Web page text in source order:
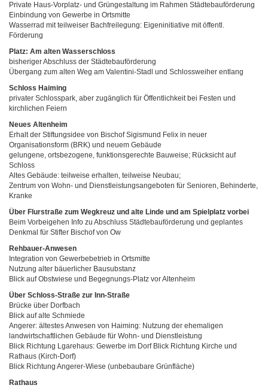
Private Haus-Vorplatz- und Grüngestaltung im Rahmen Städtebauförderung
Einbindung von Gewerbe in Ortsmitte
Wasserrad mit teilweiser Bachfreilegung: Eigeninitiative mit öffentl.
Förderung
Platz: Am alten Wasserschloss
bisheriger Abschluss der Städtebauförderung
Übergang zum alten Weg am Valentini-Stadl und Schlossweiher entlang
Schloss Haiming
privater Schlosspark, aber zugänglich für Öffentlichkeit bei Festen und
kirchlichen Feiern
Neues Altenheim
Erhalt der Stiftungsidee von Bischof Sigismund Felix in neuer
Organisationsform (BRK) und neuem Gebäude
gelungene, ortsbezogene, funktionsgerechte Bauweise; Rücksicht auf
Schloss
Altes Gebäude: teilweise erhalten, teilweise Neubau;
Zentrum von Wohn- und Dienstleistungsangeboten für Senioren, Behinderte,
Kranke
Über Flurstraße zum Wegkreuz und alte Linde und am Spielplatz vorbei
Beim Vorbeigehen Info zu Abschluss Städtebauförderung und geplantes
Denkmal für Stifter Bischof von Ow
Rehbauer-Anwesen
Integration von Gewerbebetrieb in Ortsmitte
Nutzung alter bäuerlicher Bausubstanz
Blick auf Obstwiese und Begegnungs-Platz vor Altenheim
Über Schloss-Straße zur Inn-Straße
Brücke über Dorfbach
Blick auf alte Schmiede
Angerer: ältestes Anwesen von Haiming: Nutzung der ehemaligen
landwirtschaftlichen Gebäude für Wohn- und Dienstleistung
Blick Richtung Lgarehaus: Gewerbe im Dorf Blick Richtung Kirche und
Rathaus (Kirch-Dorf)
Blick Richtung Angerer-Wiese (unbebaubare Grünfläche)
Rathaus